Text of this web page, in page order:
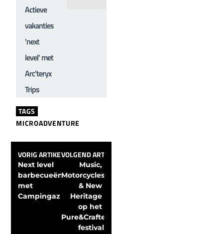
Actieve
vakanties
'next
level' met
Arc’teryx
Trips
TAGS
MICROADVENTURE
VORIG ARTIKEL
Next level
barbecueën
met
Campingaz
VOLGEND ARTIKEL
Music,
Motorcycles
& New
Heritage
op het
Pure&Crafted
festival